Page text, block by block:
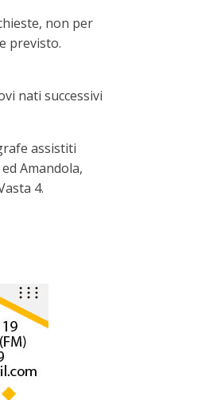
non per
previsto.
nati successivi
assistiti
Amandola,
4.